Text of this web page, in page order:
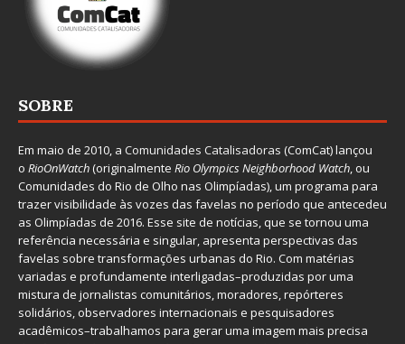
SOBRE
Em maio de 2010, a Comunidades Catalisadoras (ComCat) lançou
o RioOnWatch(originalmente Rio Olympics Neighborhood Watch, ou
Comunidades do Rio de Olho nas Olimpíadas), um programa para
trazer visibilidade às vozes das favelas no período que antecedeu
as Olimpíadas de 2016. Esse site de notícias, que se tornou uma
referência necessária e singular, apresenta perspectivas das
favelas sobre transformações urbanas do Rio. Com matérias
variadas e profundamente interligadas–produzidas por uma
mistura de jornalistas comunitários, moradores, repórteres
solidários, observadores internacionais e pesquisadores
acadêmicos–trabalhamos para gerar uma imagem mais precisa